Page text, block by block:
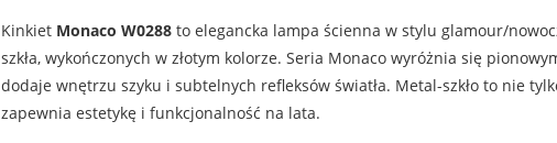
Kinkiet Monaco W0288to elegancka lampa ścienna w stylu glamour/
szkła, wykończonych w złotym kolorze. Seria Monaco wyróżnia się
dodaje wnętrzu szyku i subtelnych refleksów światła. Metal-szkło to nie
zapewnia estetykę i funkcjonalność na lata.